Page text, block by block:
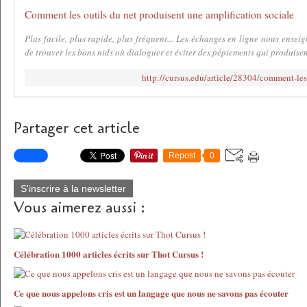
Comment les outils du net produisent une amplification sociale
Plus facile, plus rapide, plus fréquent... Les échanges en ligne nous
de trouver les bons nids où dialoguer et éviter des pépiements qui
http://cursus.edu/article/28304/comment-
Partager cet article
Repost 0
S'inscrire à la newsletter
Vous aimerez aussi :
Célébration 1000 articles écrits sur Thot Cursus !
Ce que nous appelons cris est un langage que nous ne savons pas écouter